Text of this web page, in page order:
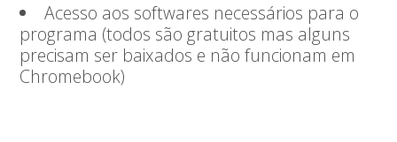
Acesso aos softwares necessários para o
programa (todos são gratuitos mas alguns
precisam ser baixados e não funcionam em
Chromebook)